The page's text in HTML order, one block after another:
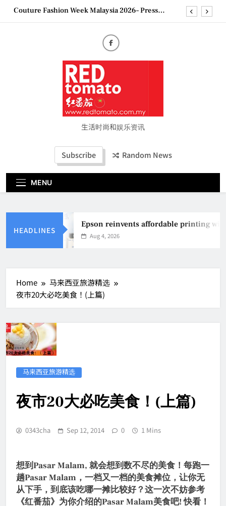
Skip“See Her Heal – 1,000 Untold Stories” 为马来西亚
Epson reinvents affordable printing with next-
generation EcoTank Series
Couture Fashion Week Malaysia 2026– Press
“See Her Heal – 1,000 Untold Stories” 为马来西亚
妈妈提供分享剖腹产复原历程的空间
2026 全国房地产大奖创历史纪录 见证马来西亚房
地产经纪行业蓬勃发展生活时尚和娱乐资讯
Subscribe Random News
MENU
HEADLINES
Epson reinvents affordable printing with
Aug 4, 2026
Home
马来西亚旅游精选
夜市20大必吃美食！(上篇)
马来西亚旅游精选
夜市20大必吃美食！(上篇)
0343cha Sep 12, 2014 0 1 Mins
想到Pasar Malam, 就会想到数不尽的美食！每跑一
趟Pasar Malam，一档又一档的美食摊位，让你无
从下手，到底该吃哪一摊比较好？这一次不妨参考
《红番茄》为你介绍的Pasar Malam美食吧! 快看！